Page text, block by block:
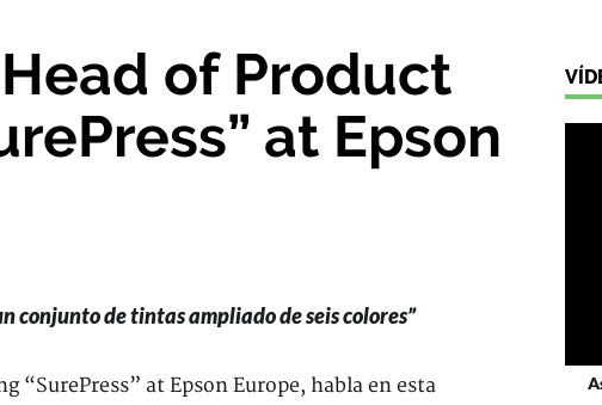
of Product
at Epson
conjunto de tintas ampliado de seis colores”
“SurePress” at Epson Europe, habla en esta